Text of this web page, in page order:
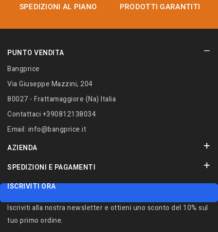
SPEDIZIONI AL PIANO PRODOTTI GARANTITI
PUNTO VENDITA
Bangprice
Via Giuseppe Mazzini, 204
80027 - Frattamaggiore (Na) Italia
Contattaci +390812138034
Email: info@bangprice.it
AZIENDA
SPEDIZIONI E PAGAMENTI
ISCRIVITI ORA
Iscriviti alla nostra newsletter e ottieni uno sconto del 10% sul
tuo primo ordine.